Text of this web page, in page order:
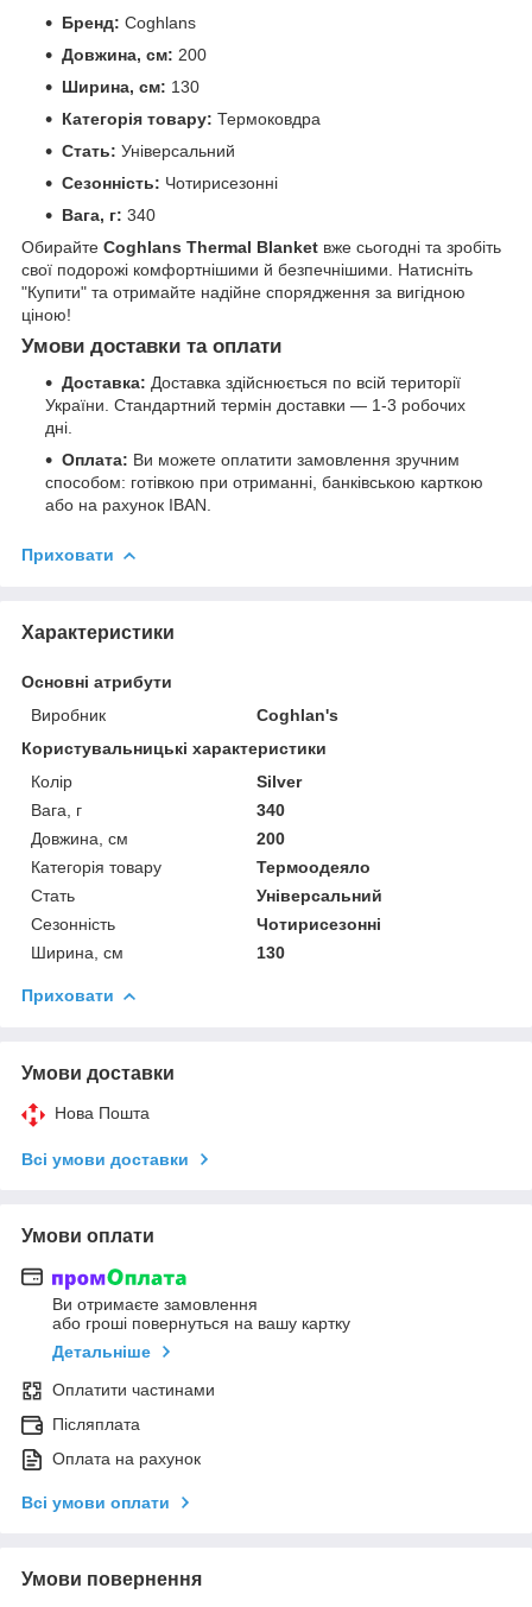
Бренд: Coghlans
Довжина, см: 200
Ширина, см: 130
Категорія товару: Термоковдра
Стать: Універсальний
Сезонність: Чотирисезонні
Вага, г: 340
Обирайте Coghlans Thermal Blanket вже сьогодні та зробіть
свої подорожі комфортнішими й безпечнішими. Натисніть
"Купити" та отримайте надійне спорядження за вигідною
ціною!
Умови доставки та оплати
Доставка: Доставка здійснюється по всій території
України. Стандартний термін доставки — 1-3 робочих
дні.
Оплата: Ви можете оплатити замовлення зручним
способом: готівкою при отриманні, банківською карткою
або на рахунок IBAN.
Приховати
Характеристики
Основні атрибути
Виробник
Coghlan's
Користувальницькі характеристики
Колір
Silver
Вага, г
340
Довжина, см
200
Категорія товару
Термоодеяло
Стать
Універсальний
Сезонність
Чотирисезонні
Ширина, см
130
Приховати
Умови доставки
Нова Пошта
Всі умови доставки
Умови оплати
Ви отримаєте замовлення
або гроші повернуться на вашу картку
Детальніше
Оплатити частинами
Післяплата
Оплата на рахунок
Всі умови оплати
Умови повернення